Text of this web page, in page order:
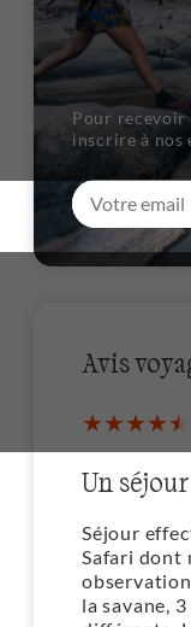
Pour recevoir
inscrire à nos
Avis
Un
Séjour
Safari dont
observation
la savane,